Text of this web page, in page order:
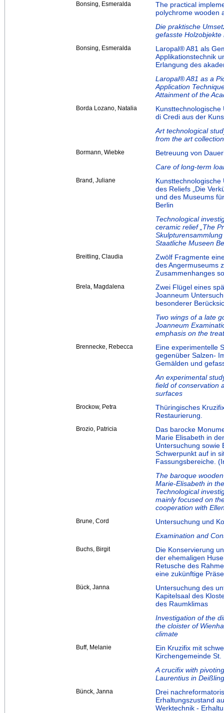
Bonsing, Esmeralda
The practical
polychrome wooden
Die praktische
gefasste
Bonsing, Esmeralda
Laropal® A81 als
Applikationstechnik
Erlangung des
Laropal® A81 as a
Application
Attainment of the
Borda Lozano, Natalia
Kunsttechnologische
di Credi aus der
Art technological
from the art
Bormann, Wiebke
Betreuung von
Care of long-term
Brand, Juliane
des Reliefs „Die
und des Museums
Berlin
Technological
ceramic relief „The
Staatliche Museen
Breitling, Claudia
Zwölf Fragmente
des Angermuseums
Zusammenhanges
Brela, Magdalena
Zwei Flügel eines
Joanneum
besonderer
Two wings of a late
Joanneum
emphasis on the
Brennecke, Rebecca
Eine experimentelle
gegenüber Salzen-
Gemälden und
An experimental
field of conservation
surfaces
Brockow, Petra
Thüringisches
Restaurierung.
Brozio, Patricia
Das barocke
Marie Elisabeth in
Untersuchung sowie
Schwerpunkt auf in
Fassungsbereiche.
The baroque
Marie-Elisabeth in
Technological
mainly focused on
cooperation with
Brune, Cord
Untersuchung und
Examination and
Buchs, Birgit
Die Konservierung
der ehemaligen
Retusche des
eine zukünftige
Bück, Janna
Untersuchung des
Kapitelsaal des
des Raumklimas
Investigation of the
the cloister of
climate
Buff, Melanie
Ein Kruzifix mit
Kirchengemeinde
A crucifix with
Laurentius in
Bünck, Janna
Drei
Erhaltungszustand
Werktechnik -